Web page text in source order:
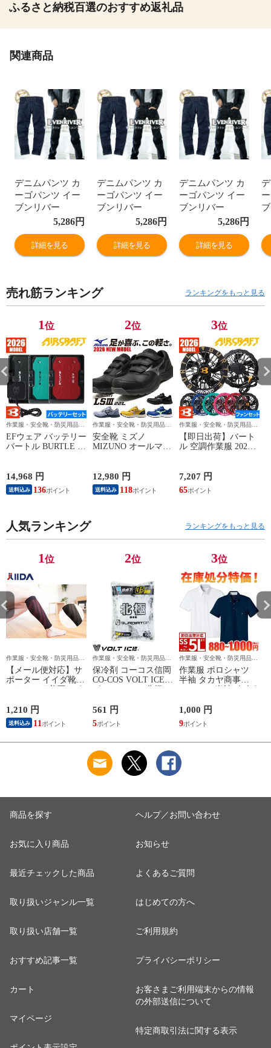
ふるさと納税百選のおすすめ返礼品
関連商品
デニムパンツ カ
ーゴパンツ イー
ブンリバー
EVENRIVER ジ
ンツ ストレッチ
綿 おしゃれ 人気
作業服 作業ズボ
ン ジーンズ メン
ーク マン 通年
オールシーズン
USD402
5,286円
詳細を見る
デニムパンツ カ
ーゴパンツ イー
ブンリバー
EVENRIVER ジ
ンツ ストレッチ
綿 おしゃれ 人気
作業服 作業ズボ
ン ジーンズ メン
ーク マン 通年
オールシーズン
USD402
5,286円
詳細を見る
デニムパンツ カ
ーゴパンツ イー
ブンリバー
EVENRIVER ジ
ンツ ストレッチ
綿 おしゃれ 人気
作業服 作業ズボ
ン ジーンズ メン
ーク マン 通年
オールシーズン
USD402
5,286円
詳細を見る
売れ筋ランキング ランキングをもっと見る
1位
作業服・安全靴・防災用品な
ら作業用品専門店のまもる君
EFウェア バッテリー
バートル BURTLE エ
2026年モデル AC10
作業着 作業服 春夏
14,968 円
送料込み 136
2位
作業服・安全靴・防災用品な
ら作業用品専門店のまもる君
安全靴 ミズノ
MIZUNO オールマイ
F1GA260109、
F1GA260125、
F1GA260127、
12,980 円
送料込み 118
3位
作業服・安全靴・防災用品な
ら作業用品専門店のまもる君
【即日出荷】バート
ル 空調作業服 2026
作業着 ファン 防水
EFウェア AC10-1
AC10-2 BURTLE
服 春夏 猛暑 暑さ対
策 洗えるファン
7,207 円
65
人気ランキング ランキングをもっと見る
1位
作業服・安全靴・防災用品な
ら作業用品専門店のまもる君
【メール便対応】サ
ポーター イイダ靴下
1,210 円
送料込み 11
2位
作業服・安全靴・防災用品な
ら作業用品専門店のまもる君
保冷剤 コーコス信岡
CO-COS VOLT ICE
GI-46411 作業着 作業
服 春夏
561 円
5
3位
作業服・安全靴・防災用品な
ら作業用品専門店のまもる君
作業服 ポロシャツ
半袖 タカヤ商事
春夏
1,000 円
9
商品を探す
お気に入り商品
最近チェックした商品
取り扱いジャンル一覧
取り扱い店舗一覧
おすすめ記事一覧
カート
マイページ
ヘルプ／お問い合わせ
お知らせ
よくあるご質問
はじめての方へ
ご利用規約
プライバシーポリシー
お客さまご利用端末からの情報
の外部送信について
特定商取引法に関する表示